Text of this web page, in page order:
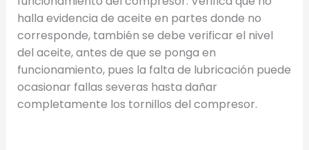
halla evidencia de aceite en partes donde no
corresponde, también se debe verificar el nivel
del aceite, antes de que se ponga en
funcionamiento, pues la falta de lubricación puede
ocasionar fallas severas hasta dañar
completamente los tornillos del compresor.